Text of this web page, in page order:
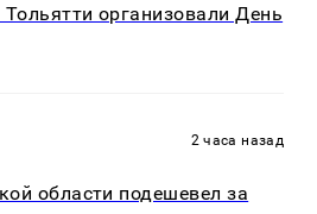
организовали День
2 часа назад
области подешевел за